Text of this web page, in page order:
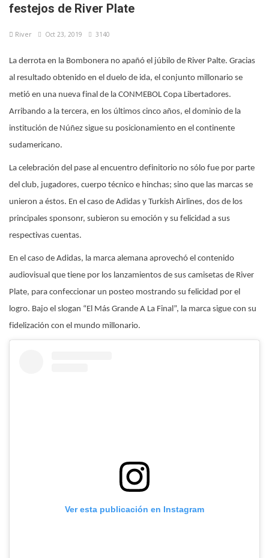
festejos de River Plate
River Oct 23, 2019 3140
La derrota en la Bombonera no apañó el júbilo de River Palte. Gracias
al resultado obtenido en el duelo de ida, el conjunto millonario se
metió en una nueva final de la CONMEBOL Copa Libertadores.
Arribando a la tercera, en los últimos cinco años, el dominio de la
institución de Núñez sigue su posicionamiento en el continente
sudamericano.
La celebración del pase al encuentro definitorio no sólo fue por parte
del club, jugadores, cuerpo técnico e hinchas; sino que las marcas se
unieron a éstos. En el caso de Adidas y Turkish Airlines, dos de los
principales sponsonr, subieron su emoción y su felicidad a sus
respectivas cuentas.
En el caso de Adidas, la marca alemana aprovechó el contenido
audiovisual que tiene por los lanzamientos de sus camisetas de River
Plate, para confeccionar un posteo mostrando su felicidad por el
logro. Bajo el slogan “El Más Grande A La Final”, la marca sigue con su
fidelización con el mundo millonario.
Ver esta publicación en Instagram